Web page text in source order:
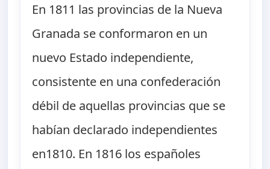
En 1811 las provincias de la Nueva
Granada se conformaron en un
nuevo Estado independiente,
consistente en una confederación
débil de aquellas provincias que se
habían declarado independientes
en1810. En 1816 los españoles